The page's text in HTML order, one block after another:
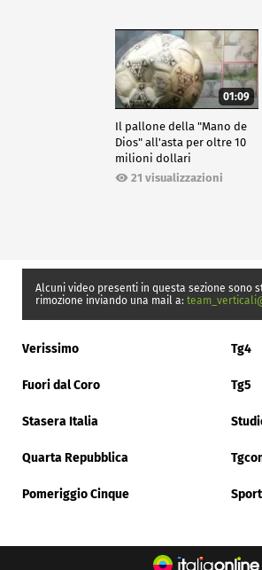
01:09
Il pallone della "Mano de
Dios" all'asta per oltre 10
milioni dollari
21 visualizzazioni
Alcuni video presenti in questa sezione
rimozione inviando una mail a:
Verissimo Tg4
Fuori dal Coro Tg5
Stasera Italia
Quarta Repubblica
Pomeriggio Cinque